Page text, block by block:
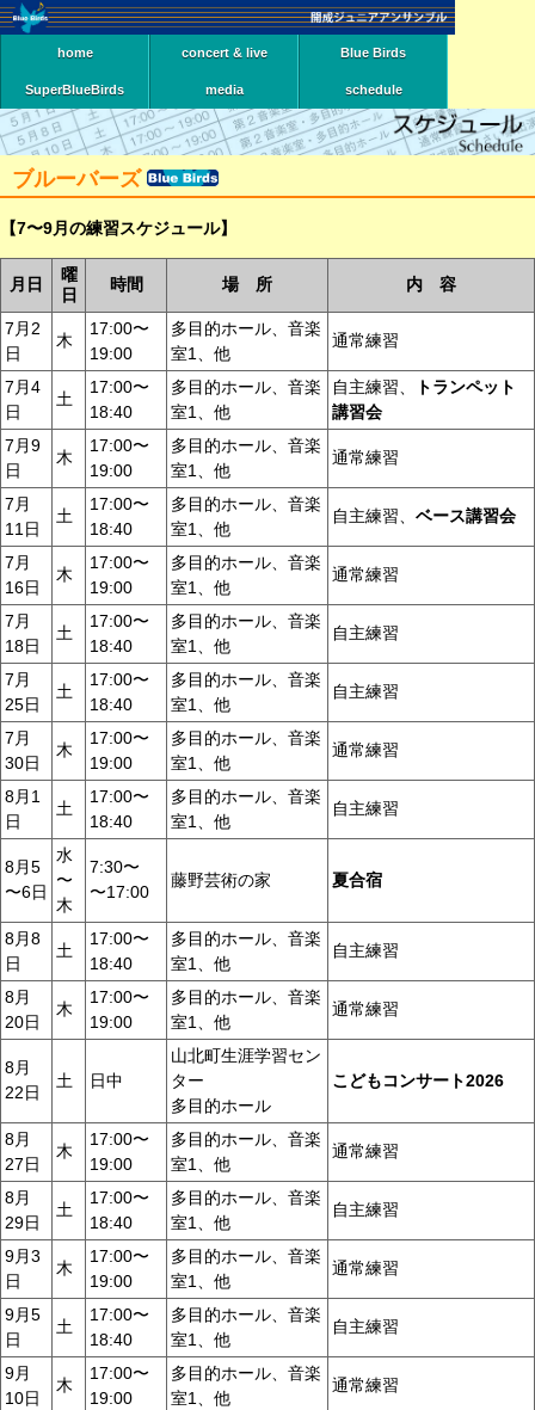
home concert & live Blue Birds
SuperBlueBirds media schedule
ブルーバーズ
【7〜9月の練習スケジュール】
月日
曜
日
時間 場 所 内 容
7月2
日
木
17:00〜
19:00
多目的ホール、音楽
室1、他
通常練習
7月4
日
土
17:00〜
18:40
多目的ホール、音楽
室1、他
自主練習、
トランペット
講習会
7月9
日
木
17:00〜
19:00
多目的ホール、音楽
室1、他
通常練習
7月
11日
土
17:00〜
18:40
多目的ホール、音楽
室1、他
自主練習、 ベース講習会
7月
16日
木
17:00〜
19:00
多目的ホール、音楽
室1、他
通常練習
7月
18日
土
17:00〜
18:40
多目的ホール、音楽
室1、他
自主練習
7月
25日
土
17:00〜
18:40
多目的ホール、音楽
室1、他
自主練習
7月
30日
木
17:00〜
19:00
多目的ホール、音楽
室1、他
通常練習
8月1
日
土
17:00〜
18:40
多目的ホール、音楽
室1、他
自主練習
8月5
〜6日
水
〜
木
7:30〜
〜17:00
藤野芸術の家 夏合宿
8月8
日
土
17:00〜
18:40
多目的ホール、音楽
室1、他
自主練習
8月
20日
木
17:00〜
19:00
多目的ホール、音楽
室1、他
通常練習
8月
22日
土 日中
山北町生涯学習セン
ター
多目的ホール
こどもコンサート2026
8月
27日
木
17:00〜
19:00
多目的ホール、音楽
室1、他
通常練習
8月
29日
土
17:00〜
18:40
多目的ホール、音楽
室1、他
自主練習
9月3
日
木
17:00〜
19:00
多目的ホール、音楽
室1、他
通常練習
9月5
日
土
17:00〜
18:40
多目的ホール、音楽
室1、他
自主練習
9月
10日
木
17:00〜
19:00
多目的ホール、音楽
室1、他
通常練習